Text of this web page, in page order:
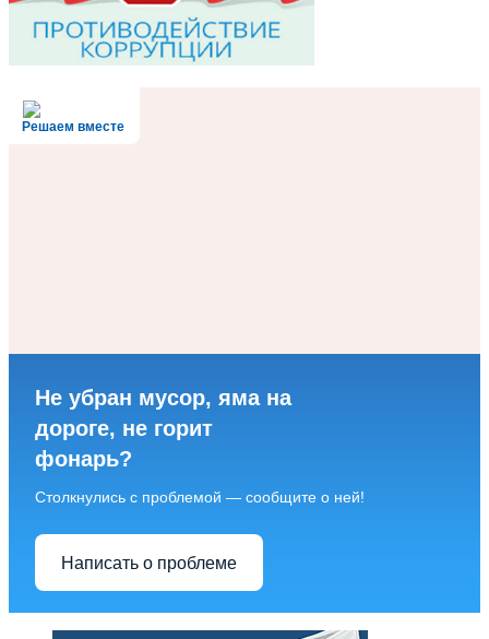
Решаем вместе
Не убран мусор, яма на
дороге, не горит
фонарь?
Столкнулись с проблемой — сообщите о ней!
Написать о проблеме